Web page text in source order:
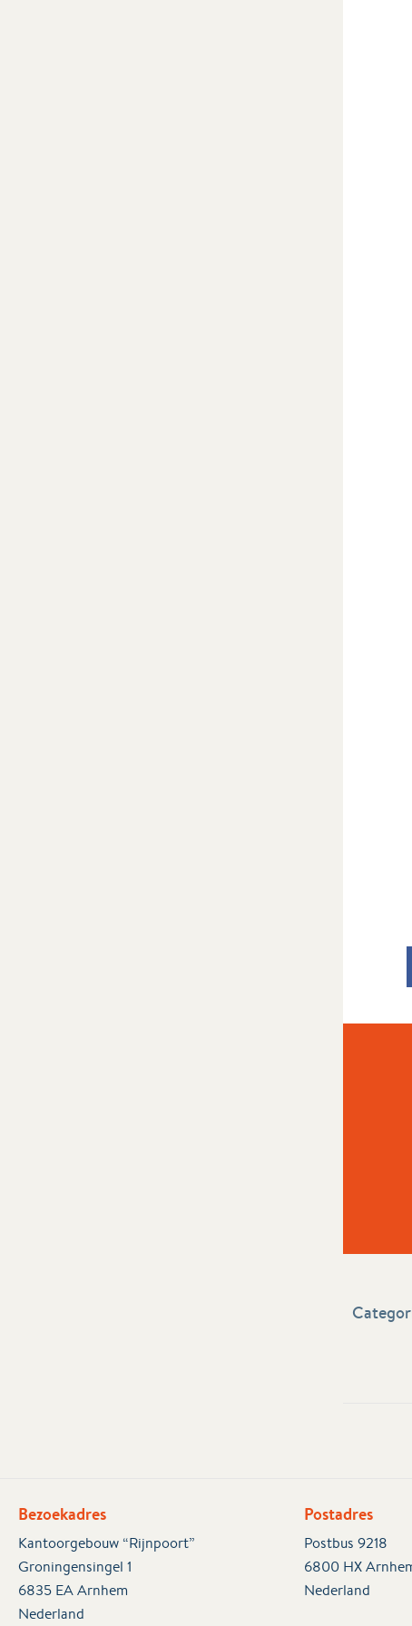
Bezoekadres
Kantoorgebouw “Rijnpoort”
Groningensingel 1
6835 EA Arnhem
Nederland
Postadres
Postbus 9218
6800 HX
Nederland